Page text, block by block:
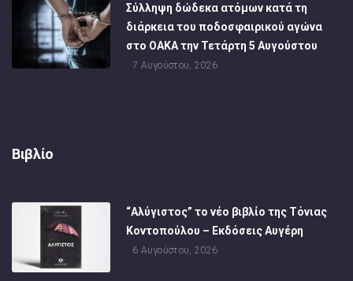
Σύλληψη δώδεκα ατόμων κατά τη
διάρκεια του ποδοσφαιρικού αγώνα
στο ΟΑΚΑ την Τετάρτη 5 Αυγούστου
7 Αυγούστου, 2026
Βιβλίο
“Αλύγιστος” το νέο βιβλίο της Τόνιας
Κοντοπούλου – Εκδόσεις Αυγέρη
6 Αυγούστου, 2026